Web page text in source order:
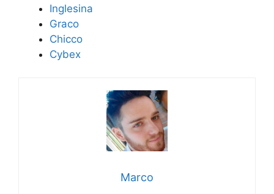
Inglesina
Graco
Chicco
Cybex
Marco